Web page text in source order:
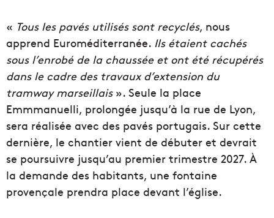
« Tous les pavés utilisés sont recyclés, nous
apprend Euroméditerranée. Ils étaient cachés
sous l’enrobé de la chaussée et ont été récupérés
dans le cadre des travaux d’extension du
tramway marseillais». Seule la place
Emmmanuelli, prolongée jusqu’à la rue de Lyon,
sera réalisée avec des pavés portugais. Sur cette
dernière, le chantier vient de débuter et devrait
se poursuivre jusqu’au premier trimestre 2027. À
la demande des habitants, une fontaine
provençale prendra place devant l’église.